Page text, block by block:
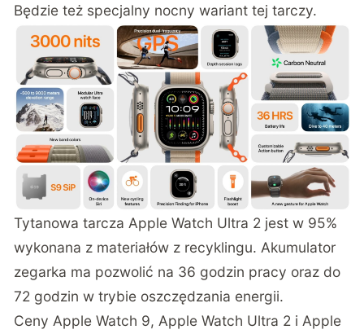
Będzie też specjalny nocny wariant tej tarczy.
Tytanowa tarcza Apple Watch Ultra 2 jest w 95%
wykonana z materiałów z recyklingu. Akumulator
zegarka ma pozwolić na 36 godzin pracy oraz do
72 godzin w trybie oszczędzania energii.
Ceny Apple Watch 9, Apple Watch Ultra 2 i Apple